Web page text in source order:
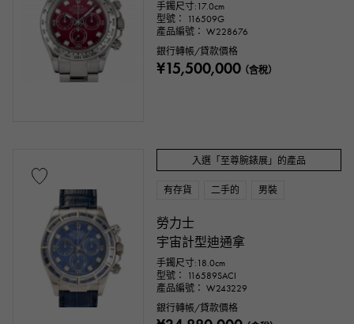
手鐲尺寸:17.0cm
型號： 116509G
產品編號： W228676
銀行轉帳/貸款價格
¥15,500,000（含稅）
入選「至尊腕錶展」的產品
有存貨 二手的 男裝
勞力士
宇宙計型迪通拿
手鐲尺寸:18.0cm
型號： 116589SACI
產品編號： W243229
銀行轉帳/貸款價格